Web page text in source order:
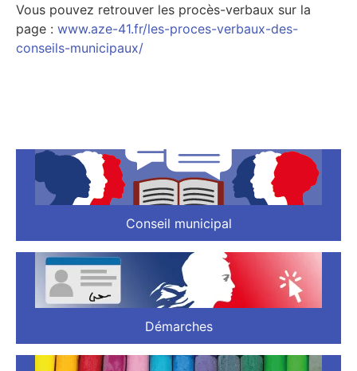
Vous pouvez retrouver les procès-verbaux sur la
page : www.aze-41.fr/les-proces-verbaux-des-
conseils-municipaux/
Conseil municipal
Démarches